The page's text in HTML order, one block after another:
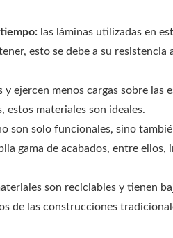
las láminas utilizadas en
esto se debe a su
y ejercen menos cargas sobre las
estos materiales son ideales.
son solo funcionales, sino
gama de acabados, entre ellos,
son reciclables y tienen
de las construcciones